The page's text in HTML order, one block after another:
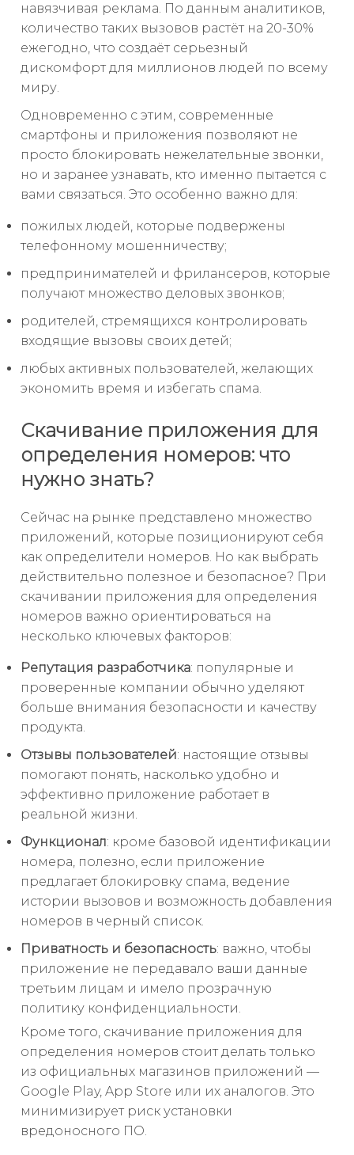
навязчивая реклама. По данным аналитиков,
количество таких вызовов растёт на 20-30%
ежегодно, что создаёт серьезный
дискомфорт для миллионов людей по всему
миру.
Одновременно с этим, современные
смартфоны и приложения позволяют не
просто блокировать нежелательные звонки,
но и заранее узнавать, кто именно пытается с
вами связаться. Это особенно важно для:
пожилых людей, которые подвержены
телефонному мошенничеству;
предпринимателей и фрилансеров, которые
получают множество деловых звонков;
родителей, стремящихся контролировать
входящие вызовы своих детей;
любых активных пользователей, желающих
экономить время и избегать спама.
Скачивание приложения для
определения номеров: что
нужно знать?
Сейчас на рынке представлено множество
приложений, которые позиционируют себя
как определители номеров. Но как выбрать
действительно полезное и безопасное? При
скачивании приложения для определения
номеров важно ориентироваться на
несколько ключевых факторов:
Репутация разработчика: популярные и
проверенные компании обычно уделяют
больше внимания безопасности и качеству
продукта.
Отзывы пользователей: настоящие отзывы
помогают понять, насколько удобно и
эффективно приложение работает в
реальной жизни.
Функционал: кроме базовой идентификации
номера, полезно, если приложение
предлагает блокировку спама, ведение
истории вызовов и возможность добавления
номеров в черный список.
Приватность и безопасность: важно, чтобы
приложение не передавало ваши данные
третьим лицам и имело прозрачную
политику конфиденциальности.
Кроме того, скачивание приложения для
определения номеров стоит делать только
из официальных магазинов приложений —
Google Play, App Store или их аналогов. Это
минимизирует риск установки
вредоносного ПО.